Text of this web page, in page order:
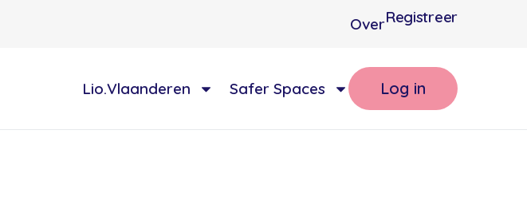
OverRegistreer
Lio.Vlaanderen Safer Spaces Log in